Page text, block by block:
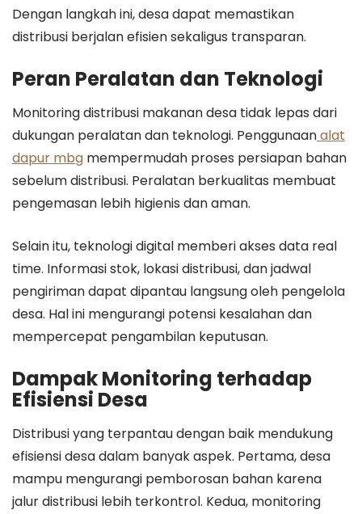
Dengan langkah ini, desa dapat memastikan
distribusi berjalan efisien sekaligus transparan.
Peran Peralatan dan Teknologi
Monitoring distribusi makanan desa tidak lepas dari
dukungan peralatan dan teknologi. Penggunaanalat
dapur mbg mempermudah proses persiapan bahan
sebelum distribusi. Peralatan berkualitas membuat
pengemasan lebih higienis dan aman.
Selain itu, teknologi digital memberi akses data real
time. Informasi stok, lokasi distribusi, dan jadwal
pengiriman dapat dipantau langsung oleh pengelola
desa. Hal ini mengurangi potensi kesalahan dan
mempercepat pengambilan keputusan.
Dampak Monitoring terhadap
Efisiensi Desa
Distribusi yang terpantau dengan baik mendukung
efisiensi desa dalam banyak aspek. Pertama, desa
mampu mengurangi pemborosan bahan karena
jalur distribusi lebih terkontrol. Kedua, monitoring